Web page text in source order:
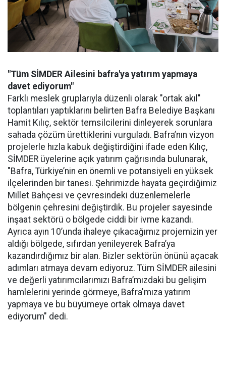
"Tüm SİMDER Ailesini bafra'ya yatırım yapmaya
davet ediyorum"
Farklı meslek gruplarıyla düzenli olarak "ortak akıl"
toplantıları yaptıklarını belirten Bafra Belediye Başkanı
Hamit Kılıç, sektör temsilcilerini dinleyerek sorunlara
sahada çözüm ürettiklerini vurguladı. Bafra’nın vizyon
projelerle hızla kabuk değiştirdiğini ifade eden Kılıç,
SİMDER üyelerine açık yatırım çağrısında bulunarak,
"Bafra, Türkiye’nin en önemli ve potansiyeli en yüksek
ilçelerinden bir tanesi. Şehrimizde hayata geçirdiğimiz
Millet Bahçesi ve çevresindeki düzenlemelerle
bölgenin çehresini değiştirdik. Bu projeler sayesinde
inşaat sektörü o bölgede ciddi bir ivme kazandı.
Ayrıca ayın 10’unda ihaleye çıkacağımız projemizin yer
aldığı bölgede, sıfırdan yenileyerek Bafra’ya
kazandırdığımız bir alan. Bizler sektörün önünü açacak
adımları atmaya devam ediyoruz. Tüm SİMDER ailesini
ve değerli yatırımcılarımızı Bafra’mızdaki bu gelişim
hamlelerini yerinde görmeye, Bafra'mıza yatırım
yapmaya ve bu büyümeye ortak olmaya davet
ediyorum" dedi.